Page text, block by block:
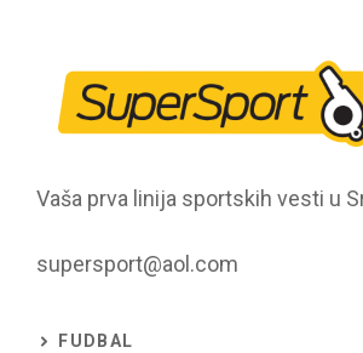
Vaša prva linija sportskih vesti u
supersport@aol.com
FUDBAL